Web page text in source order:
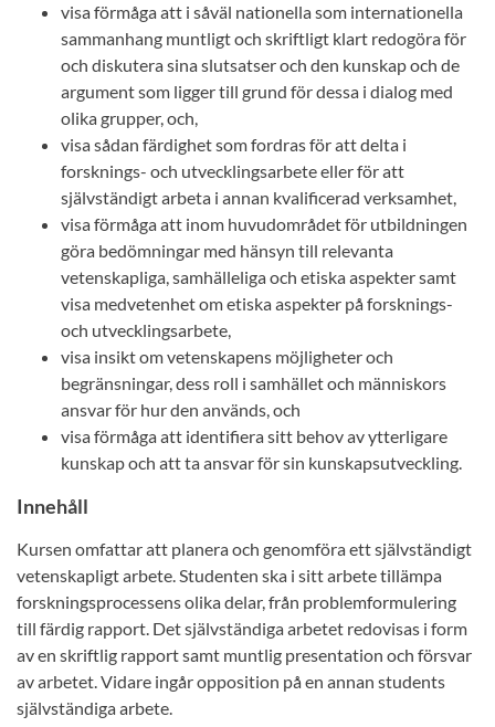
visa förmåga att i såväl nationella som internationella
sammanhang muntligt och skriftligt klart redogöra för
och diskutera sina slutsatser och den kunskap och de
argument som ligger till grund för dessa i dialog med
olika grupper, och,
visa sådan färdighet som fordras för att delta i
forsknings- och utvecklingsarbete eller för att
självständigt arbeta i annan kvalificerad verksamhet,
visa förmåga att inom huvudområdet för utbildningen
göra bedömningar med hänsyn till relevanta
vetenskapliga, samhälleliga och etiska aspekter samt
visa medvetenhet om etiska aspekter på forsknings-
och utvecklingsarbete,
visa insikt om vetenskapens möjligheter och
begränsningar, dess roll i samhället och människors
ansvar för hur den används, och
visa förmåga att identifiera sitt behov av ytterligare
kunskap och att ta ansvar för sin kunskapsutveckling.
Innehåll
Kursen omfattar att planera och genomföra ett självständigt
vetenskapligt arbete. Studenten ska i sitt arbete tillämpa
forskningsprocessens olika delar, från problemformulering
till färdig rapport. Det självständiga arbetet redovisas i form
av en skriftlig rapport samt muntlig presentation och försvar
av arbetet. Vidare ingår opposition på en annan students
självständiga arbete.